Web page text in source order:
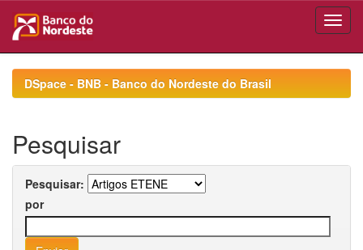
navigationDSpace - BNB - Banco do Nordeste do Brasil
Pesquisar
Pesquisar:
por